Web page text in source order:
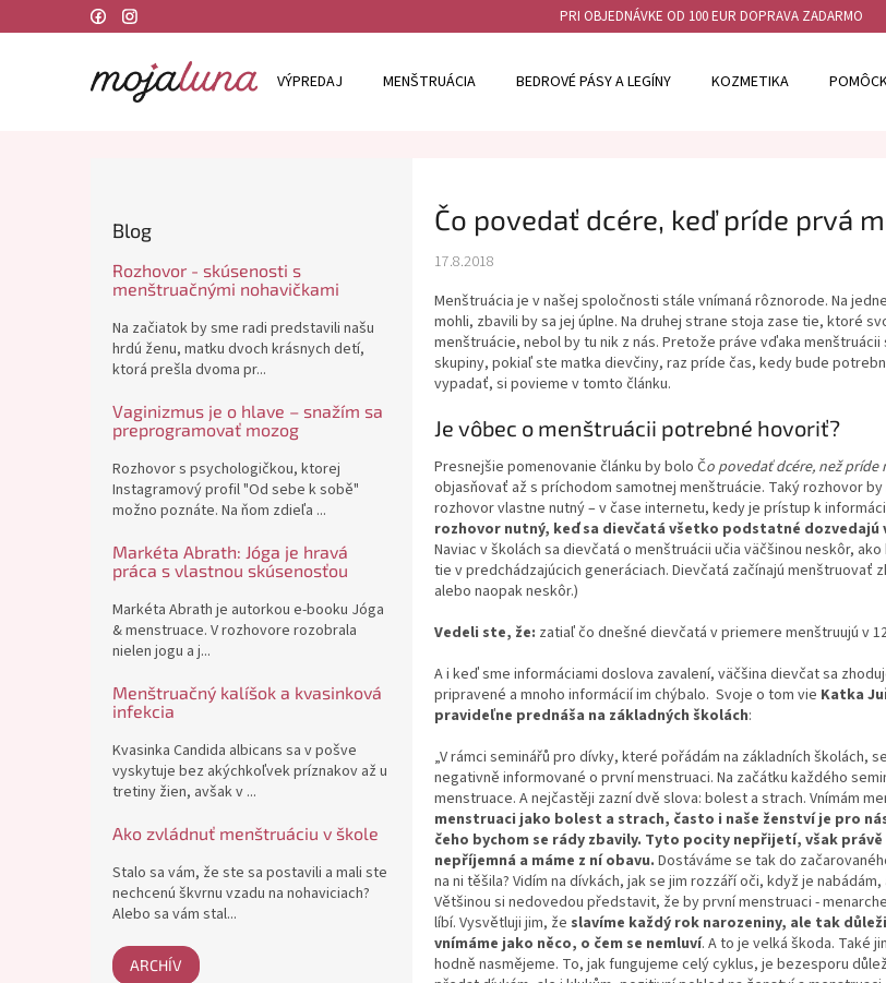
na
PRI OBJEDNÁVKE OD 100 EUR DOPRAVA ZADARMO
VÝPREDAJ MENŠTRUÁCIA BEDROVÉ PÁSY A LEGÍNY KOZMETIKA
Domov Čo povedať dcére, keď príde prvá menštruácia?
Blog
Rozhovor - skúsenosti s
menštruačnými nohavičkami
Na začiatok by sme radi predstavili našu
hrdú ženu, matku dvoch krásnych detí,
ktorá prešla dvoma pr...
Vaginizmus je o hlave – snažím sa
preprogramovať mozog
Rozhovor s psychologičkou, ktorej
Instagramový profil "Od sebe k sobě"
možno poznáte. Na ňom zdieľa ...
Markéta Abrath: Jóga je hravá
práca s vlastnou skúsenosťou
Markéta Abrath je autorkou e-booku Jóga
& menstruace. V rozhovore rozobrala
nielen jogu a j...
Menštruačný kalíšok a kvasinková
infekcia
Kvasinka Candida albicans sa v pošve
vyskytuje bez akýchkoľvek príznakov až u
tretiny žien, avšak v ...
Ako zvládnuť menštruáciu v škole
Stalo sa vám, že ste sa postavili a mali ste
nechcenú škvrnu vzadu na nohaviciach?
Alebo sa vám stal...
ARCHÍV
Čo povedať dcére, keď príde prvá
17.8.2018
Menštruácia je v našej spoločnosti stále vnímaná rôznorode. Na
mohli, zbavili by sa jej úplne. Na druhej strane stoja zase tie, ktoré
menštruácie, nebol by tu nik z nás. Pretože práve vďaka
skupiny, pokiaľ ste matka dievčiny, raz príde čas, kedy bude
vypadať, si povieme v tomto článku.
Je vôbec o menštruácii potrebné hovoriť?
Presnejšie pomenovanie článku by bolo Čo povedať dcére, než príde
objasňovať až s príchodom samotnej menštruácie. Taký rozhovor
rozhovor vlastne nutný – v čase internetu, kedy je prístup k
rozhovor nutný, keď sa dievčatá všetko podstatné dozvedajú
Naviac v školách sa dievčatá o menštruácii učia väčšinou neskôr,
tie v predchádzajúcich generáciach. Dievčatá začínajú menštruovať
alebo naopak neskôr.)
Vedeli ste, že: zatiaľ čo dnešné dievčatá v priemere menštruujú v
A i keď sme informáciami doslova zavalení, väčšina dievčat sa
pripravené a mnoho informácií im chýbalo. Svoje o tom vie Katka
pravideľne prednáša na základných školách:
„V rámci seminářů pro dívky, které pořádám na základních školách,
negativně informované o první menstruaci. Na začátku každého
menstruace. A nejčastěji zazní dvě slova: bolest a strach. Vnímám
menstruaci jako bolest a strach, často i naše ženství je pro
čeho bychom se rády zbavily. Tyto pocity nepřijetí, však právě
nepříjemná a máme z ní obavu. Dostáváme se tak do
na ni těšila? Vidím na dívkách, jak se jim rozzáří oči, když je
Většinou si nedovedou představit, že by první menstruaci -
líbí. Vysvětluji jim, že slavíme každý rok narozeniny, ale tak
vnímáme jako něco, o čem se nemluví. A to je velká škoda. Také
hodně nasmějeme. To, jak fungujeme celý cyklus, je bezesporu